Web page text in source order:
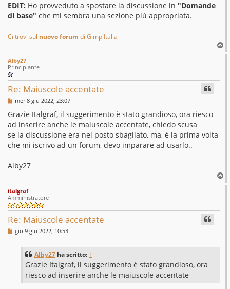
EDIT: Ho provveduto a spostare la discussione in "Domande
di base" che mi sembra una sezione più appropriata.
Ci trovi sul nuovo forum di Gimp Italia
o
Alby27
Principiante
Re: Maiuscole accentate
M
s
s
a
g
g
i
mer 8 giu 2022, 23:07
Grazie Italgraf, il suggerimento è stato grandioso, ora riesco
ad inserire anche le maiuscole accentate, chiedo scusa
se la discussione era nel posto sbagliato, ma, è la prima volta
che mi iscrivo ad un forum, devo imparare ad usarlo..
Alby27
o
italgraf
Amministratore
Re: Maiuscole accentate
M
e
gio 9 giu 2022, 10:53
Alby27 ha scritto: ↑
Grazie Italgraf, il suggerimento è stato grandioso, ora
riesco ad inserire anche le maiuscole accentate